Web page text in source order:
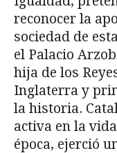
reconocer la
sociedad de
el Palacio
hija de los
Inglaterra y
la historia.
activa en la
época, ejerció